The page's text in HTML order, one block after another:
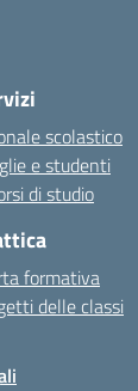
scolastico
e studenti
di studio
formativa
delle classi